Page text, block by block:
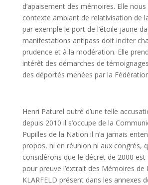
d’apaisement des mémoires. Elle
contexte ambiant de relativisation de
par exemple le port de l’étoile jaune
manifestations antipass doit inciter
prudence et à la modération. Elle
intérêt des démarches de
des déportés menées par la
Henri Paturel outré d’une telle
depuis 2010 il s’occupe de la
Pupilles de la Nation il n’a jamais
propos, ni en réunion ni aux congrès,
considérons que le décret de 2000
pour preuve l’extrait des Mémoires de
KLARFELD présent dans les annexes